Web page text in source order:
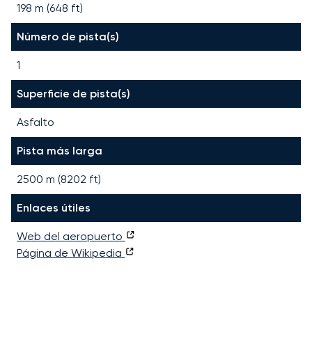
198 m (648 ft)
Número de pista(s)
1
Superficie de pista(s)
Asfalto
Pista más larga
2500 m (8202 ft)
Enlaces útiles
Web del aeropuerto
Página de Wikipedia